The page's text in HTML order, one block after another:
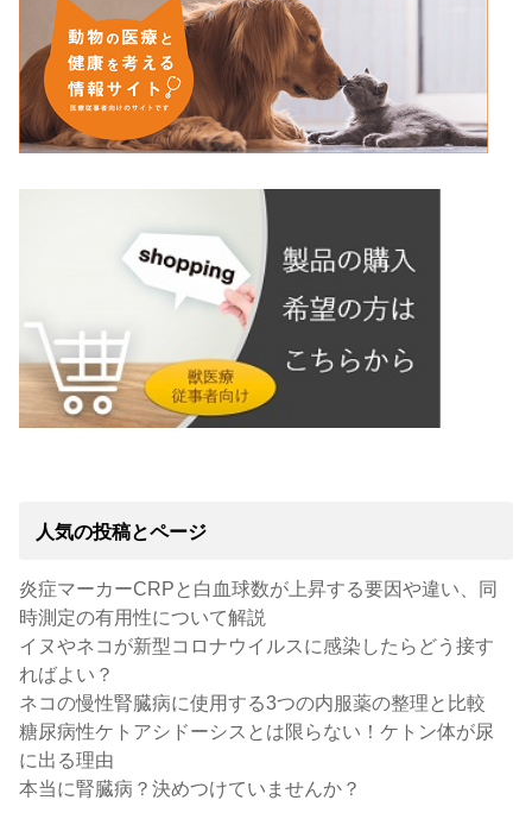
人気の投稿とページ
炎症マーカーCRPと白血球数が上昇する要因や違い、同
時測定の有用性について解説
イヌやネコが新型コロナウイルスに感染したらどう接す
ればよい？
ネコの慢性腎臓病に使用する3つの内服薬の整理と比較
糖尿病性ケトアシドーシスとは限らない！ケトン体が尿
に出る理由
本当に腎臓病？決めつけていませんか？